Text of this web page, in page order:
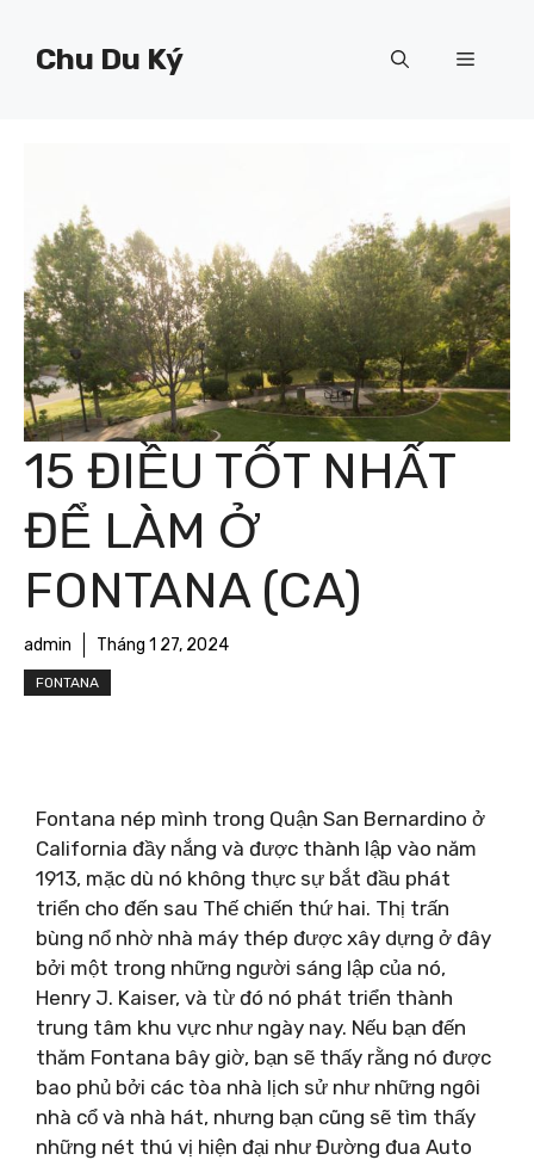
Chu Du Ký Menu
15 ĐIỀU TỐT NHẤT
ĐỂ LÀM Ở
FONTANA (CA)
admin Tháng 1 27, 2024
FONTANA
Fontana nép mình trong Quận San Bernardino ở
California đầy nắng và được thành lập vào năm
1913, mặc dù nó không thực sự bắt đầu phát
triển cho đến sau Thế chiến thứ hai. Thị trấn
bùng nổ nhờ nhà máy thép được xây dựng ở đây
bởi một trong những người sáng lập của nó,
Henry J. Kaiser, và từ đó nó phát triển thành
trung tâm khu vực như ngày nay. Nếu bạn đến
thăm Fontana bây giờ, bạn sẽ thấy rằng nó được
bao phủ bởi các tòa nhà lịch sử như những ngôi
nhà cổ và nhà hát, nhưng bạn cũng sẽ tìm thấy
những nét thú vị hiện đại như Đường đua Auto